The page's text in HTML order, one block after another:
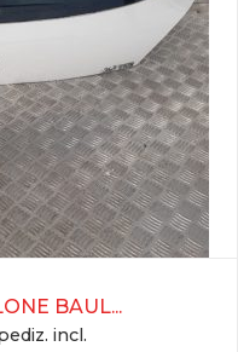
BAUL...
incl.